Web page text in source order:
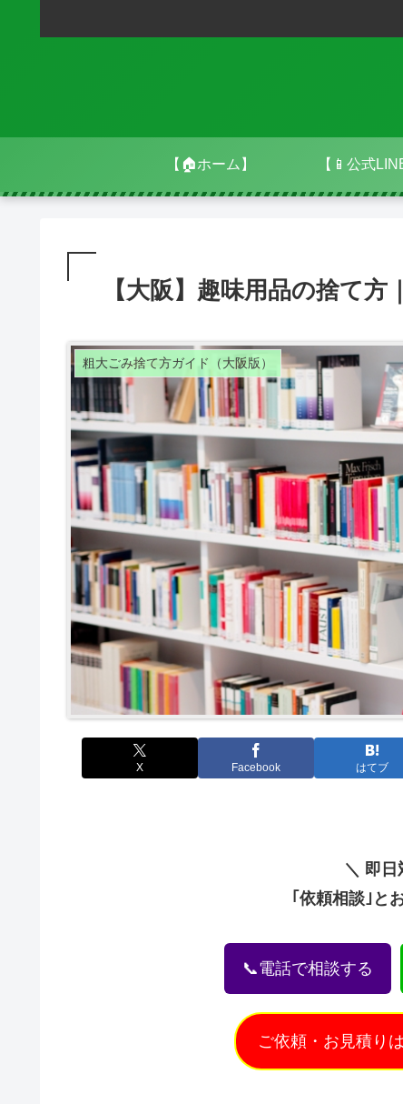
【🏠ホーム】 【📱公式
【大阪】趣味用品の捨て
粗大ごみ捨て方ガイド（大阪版）
X Facebook はてブ
＼ 即日
｢依頼相談｣と
📞電話で相談する
ご依頼・お見積り